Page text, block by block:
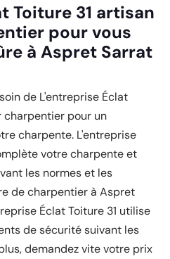
Toiture 31 artisan
pour vous
à Aspret Sarrat
de L'entreprise Éclat
charpentier pour un
charpente. L'entreprise
votre charpente et
les normes et les
de charpentier à Aspret
Éclat Toiture 31 utilise
de sécurité suivant les
demandez vite votre prix